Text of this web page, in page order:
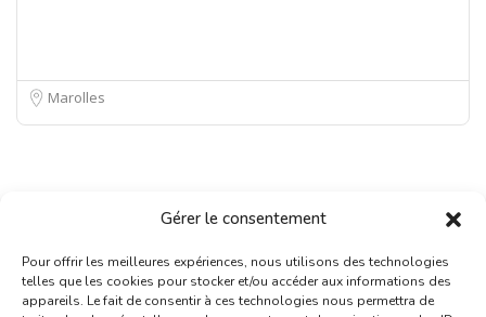
Gérer le consentement
Pour offrir les meilleures expériences, nous utilisons des technologies
telles que les cookies pour stocker et/ou accéder aux informations des
appareils. Le fait de consentir à ces technologies nous permettra de
Marolles